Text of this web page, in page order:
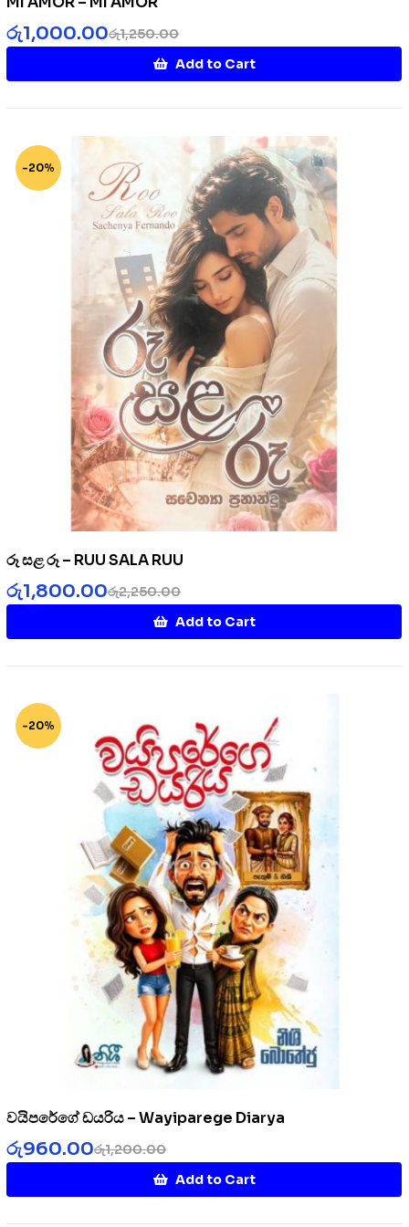
රු1,250.00
රු1,000.00
Add to Cart
-20%
රූ සළ රූ – RUU SALA RUU
රු2,250.00
රු1,800.00
Add to Cart
-20%
වයිපරේගේ ඩයරිය – Wayiparege Diarya
රු1,200.00
රු960.00
Add to Cart